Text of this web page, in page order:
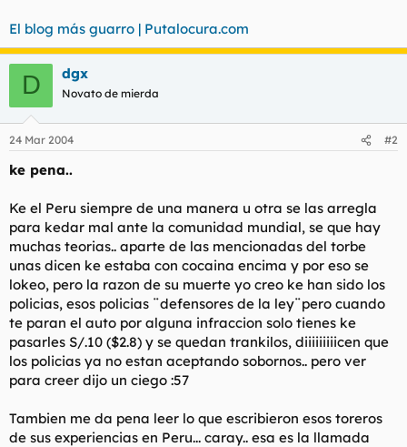
e
m
a
El blog más guarro | Putalocura.com
D dgx
Novato de mierda
24 Mar 2004 #2
ke pena..
Ke el Peru siempre de una manera u otra se las arregla
para kedar mal ante la comunidad mundial, se que hay
muchas teorias.. aparte de las mencionadas del torbe
unas dicen ke estaba con cocaina encima y por eso se
lokeo, pero la razon de su muerte yo creo ke han sido los
policias, esos policias ¨defensores de la ley¨pero cuando
te paran el auto por alguna infraccion solo tienes ke
pasarles S/.10 ($2.8) y se quedan trankilos, diiiiiiiiicen que
los policias ya no estan aceptando sobornos.. pero ver
para creer dijo un ciego :57
Tambien me da pena leer lo que escribieron esos toreros
de sus experiencias en Peru... caray.. esa es la llamada